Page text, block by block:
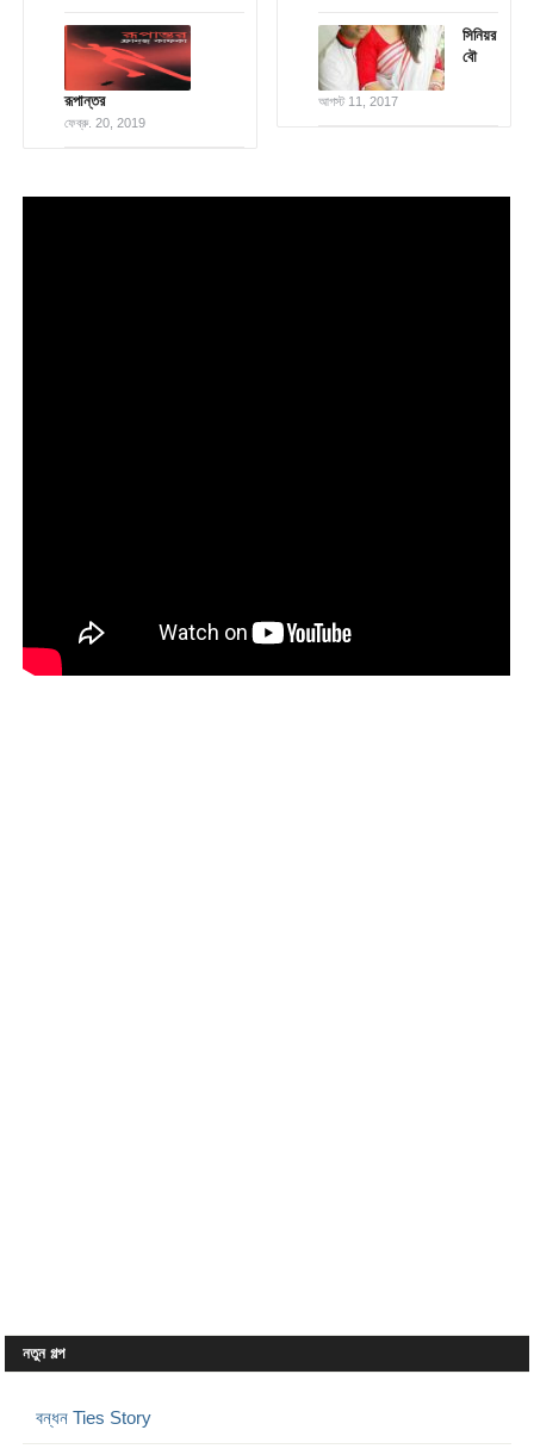
রূপান্তর
ফেব্রু. 20, 2019
সিনিয়র
বৌ
আগস্ট 11, 2017
নতুন গল্প
বন্ধন Ties Story